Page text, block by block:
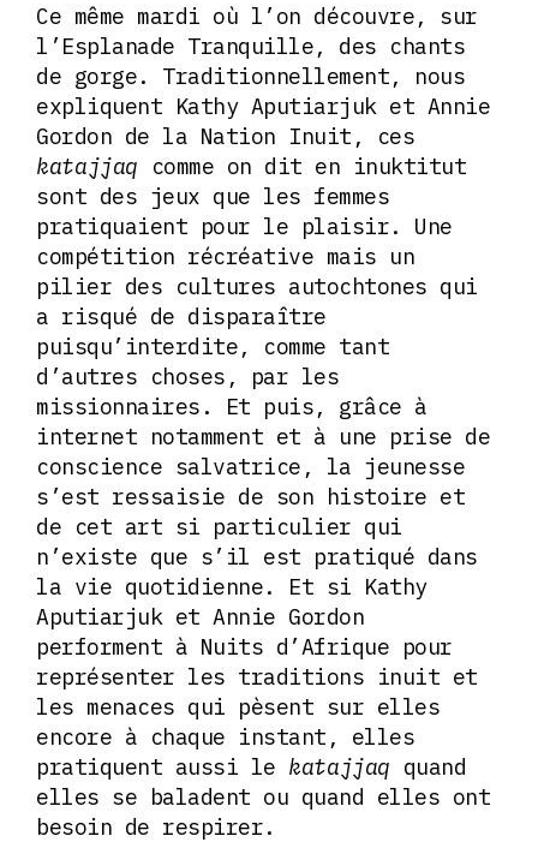
Ce même mardi où l’on découvre, sur
l’Esplanade Tranquille, des chants
de gorge. Traditionnellement, nous
expliquent Kathy Aputiarjuk et Annie
Gordon de la Nation Inuit, ces
katajjaq comme on dit en inuktitut
sont des jeux que les femmes
pratiquaient pour le plaisir. Une
compétition récréative mais un
pilier des cultures autochtones qui
a risqué de disparaître
puisqu’interdite, comme tant
d’autres choses, par les
missionnaires. Et puis, grâce à
internet notamment et à une prise de
conscience salvatrice, la jeunesse
s’est ressaisie de son histoire et
de cet art si particulier qui
n’existe que s’il est pratiqué dans
la vie quotidienne. Et si Kathy
Aputiarjuk et Annie Gordon
performent à Nuits d’Afrique pour
représenter les traditions inuit et
les menaces qui pèsent sur elles
encore à chaque instant, elles
pratiquent aussi le katajjaq quand
elles se baladent ou quand elles ont
besoin de respirer.